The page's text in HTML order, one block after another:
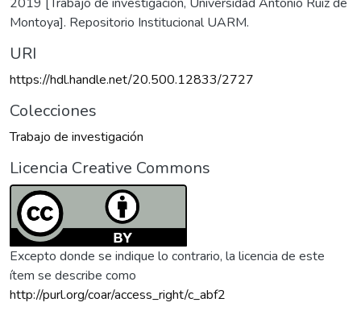
Montoya]. Repositorio Institucional UARM.
URI
https://hdl.handle.net/20.500.12833/2727
Colecciones
Trabajo de investigación
Licencia Creative Commons
Excepto donde se indique lo contrario, la licencia de este
ítem se describe como
http://purl.org/coar/access_right/c_abf2